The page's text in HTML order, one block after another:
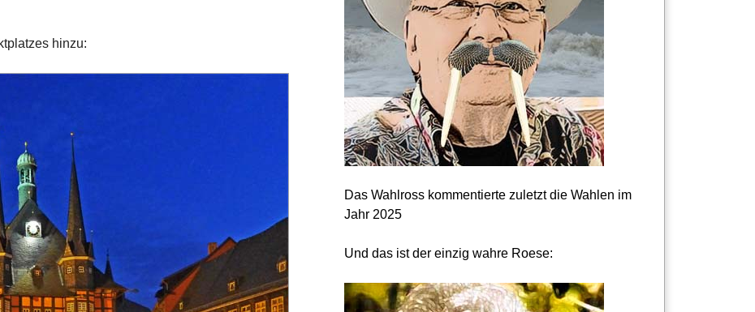
hinzu:
Das Wahlross kommentierte zuletzt die Wahlen im
Jahr 2025
Und das ist der einzig wahre Roese: